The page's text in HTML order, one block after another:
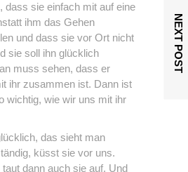
dass sie einfach mit auf eine
ihm das Gehen
und dass sie vor Ort nicht
sie soll ihn glücklich
muss sehen, dass er
ihr zusammen ist. Dann ist
wichtig, wie wir uns mit ihr
das sieht man
küsst sie vor uns.
dann auch sie auf. Und
NEXT POST